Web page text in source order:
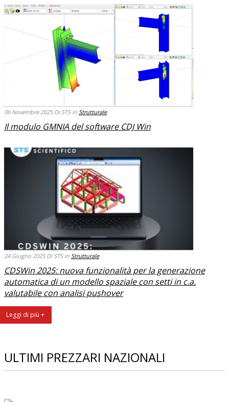
Leggi di più +
Leggi di più +
06 Novembre 2025 Di STS in Strutturale
Il modulo GMNIA del software CDJ Win
Leggi di più +
24 Giugno 2025 Di STS in Strutturale
CDSWin 2025: nuova funzionalità per la generazione
automatica di un modello spaziale con setti in c.a.
valutabile con analisi pushover
ULTIMI PREZZARI NAZIONALI